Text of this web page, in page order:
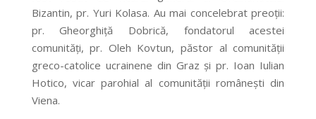
Bizantin, pr. Yuri Kolasa. Au mai concelebrat preoţii:
pr. Gheorghiţă Dobrică, fondatorul acestei
comunităţi, pr. Oleh Kovtun, păstor al comunităţii
greco-catolice ucrainene din Graz şi pr. Ioan Iulian
Hotico, vicar parohial al comunităţii româneşti din
Viena.